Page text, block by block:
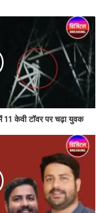
11 केवी टॉवर पर चढ़ा युवक